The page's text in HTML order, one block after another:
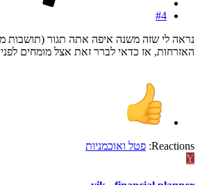
#4
נראה לי שזה משנה איפה אתה תגור (תושבות
האזרחות, אז כדאי לברר זאת אצל מומחים
Reactions: פטל ואוכמניות
Y